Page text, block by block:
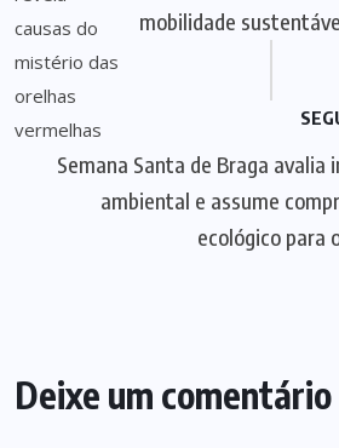
mobilidade
Semana Santa de Braga avalia
ambiental e assume
ecológico para
Deixe um comentário